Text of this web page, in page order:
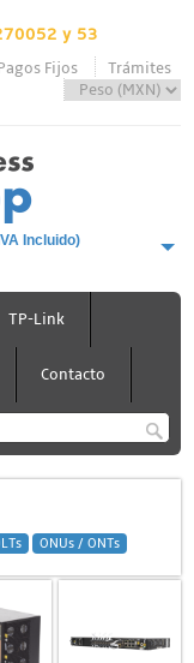
y 53
Fijos
Trámites
Incluido)
TP-Link
Contacto
ONUs / ONTs